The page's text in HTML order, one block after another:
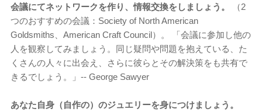
会議にてネットワークを作り、情報交換をしましょう。
（2
つのおすすめの会議：Society of North American
Goldsmiths、American Craft Council）。 「会議に参加し他の
人を観察してみましょう。同じ疑問や問題を抱えている、た
くさんの人々に出会え、さらに彼らとその解決策をも共有で
きるでしょう。」-- George Sawyer
あなた自身（自作の）のジュエリーを身につけましょう。